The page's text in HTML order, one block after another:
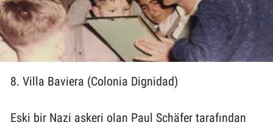
8. Villa Baviera (Colonia Dignidad)
Eski bir Nazi askeri olan Paul Schäfer tarafından